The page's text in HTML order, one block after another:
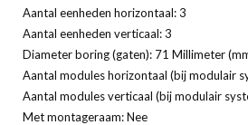
Aantal eenheden horizontaal: 3
Aantal eenheden verticaal: 3
Diameter boring (gaten): 71 Millimeter
Aantal modules horizontaal (bij modulair
Aantal modules verticaal (bij modulair
Met montageraam: Nee